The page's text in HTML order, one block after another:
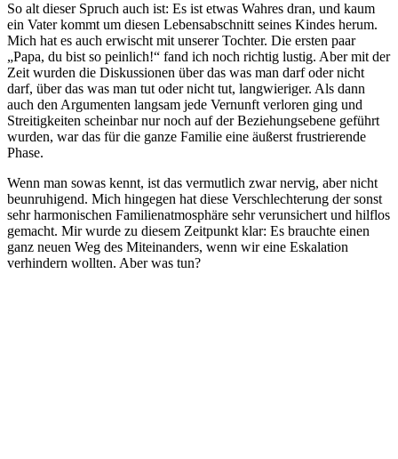
So alt dieser Spruch auch ist: Es ist etwas Wahres dran, und kaum
ein Vater kommt um diesen Lebensabschnitt seines Kindes herum.
Mich hat es auch erwischt mit unserer Tochter. Die ersten paar
„Papa, du bist so peinlich!“ fand ich noch richtig lustig. Aber mit der
Zeit wurden die Diskussionen über das was man darf oder nicht
darf, über das was man tut oder nicht tut, langwieriger. Als dann
auch den Argumenten langsam jede Vernunft verloren ging und
Streitigkeiten scheinbar nur noch auf der Beziehungsebene geführt
wurden, war das für die ganze Familie eine äußerst frustrierende
Phase.
Wenn man sowas kennt, ist das vermutlich zwar nervig, aber nicht
beunruhigend. Mich hingegen hat diese Verschlechterung der sonst
sehr harmonischen Familienatmosphäre sehr verunsichert und hilflos
gemacht. Mir wurde zu diesem Zeitpunkt klar: Es brauchte einen
ganz neuen Weg des Miteinanders, wenn wir eine Eskalation
verhindern wollten. Aber was tun?